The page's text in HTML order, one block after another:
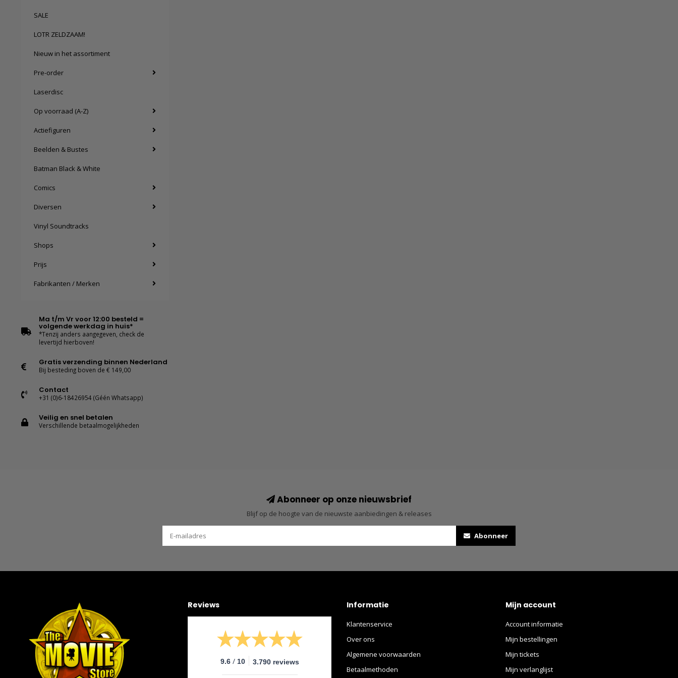
SALE
LOTR ZELDZAAM!
Nieuw in het assortiment
Pre-order
Laserdisc
Op voorraad (A-Z)
Actiefiguren
Beelden & Bustes
Batman Black & White
Comics
Diversen
Vinyl Soundtracks
Shops
Prijs
Fabrikanten / Merken
Ma t/m Vr voor 12:00 besteld =
volgende werkdag in huis*
*Tenzij anders aangegeven, check de
levertijd hierboven!
Gratis verzending binnen Nederland
Bij besteding boven de € 149,00
Contact
+31 (0)6-18426954 (Géén Whatsapp)
Veilig en snel betalen
Verschillende betaalmogelijkheden
Abonneer op onze nieuwsbrief
Blijf op de hoogte van de nieuwste aanbiedingen & releases
Abonneer
Reviews
9.6 / 10 3.790 reviews
Informatie
Klantenservice
Over ons
Algemene voorwaarden
Betaalmethoden
Mijn account
Account informatie
Mijn bestellingen
Mijn tickets
Mijn verlanglijst